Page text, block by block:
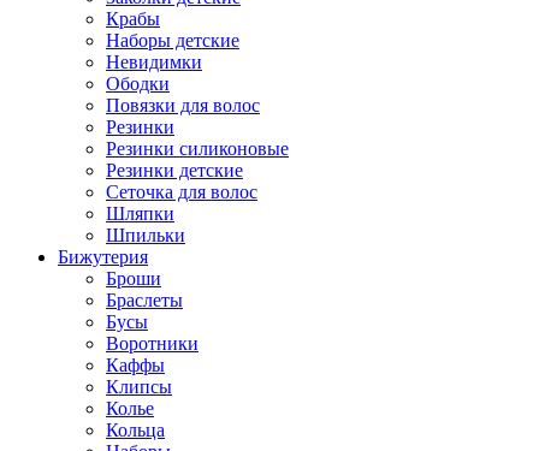
Крабы
Наборы детские
Невидимки
Ободки
Повязки для волос
Резинки
Резинки силиконовые
Резинки детские
Сеточка для волос
Шляпки
Шпильки
Бижутерия
Броши
Браслеты
Бусы
Воротники
Каффы
Клипсы
Колье
Кольца